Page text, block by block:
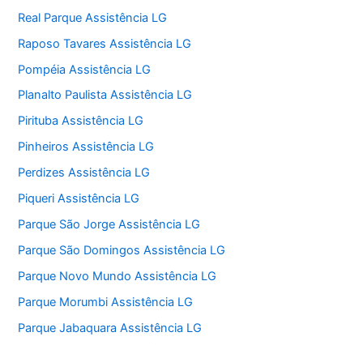
Real Parque Assistência LG
Raposo Tavares Assistência LG
Pompéia Assistência LG
Planalto Paulista Assistência LG
Pirituba Assistência LG
Pinheiros Assistência LG
Perdizes Assistência LG
Piqueri Assistência LG
Parque São Jorge Assistência LG
Parque São Domingos Assistência LG
Parque Novo Mundo Assistência LG
Parque Morumbi Assistência LG
Parque Jabaquara Assistência LG